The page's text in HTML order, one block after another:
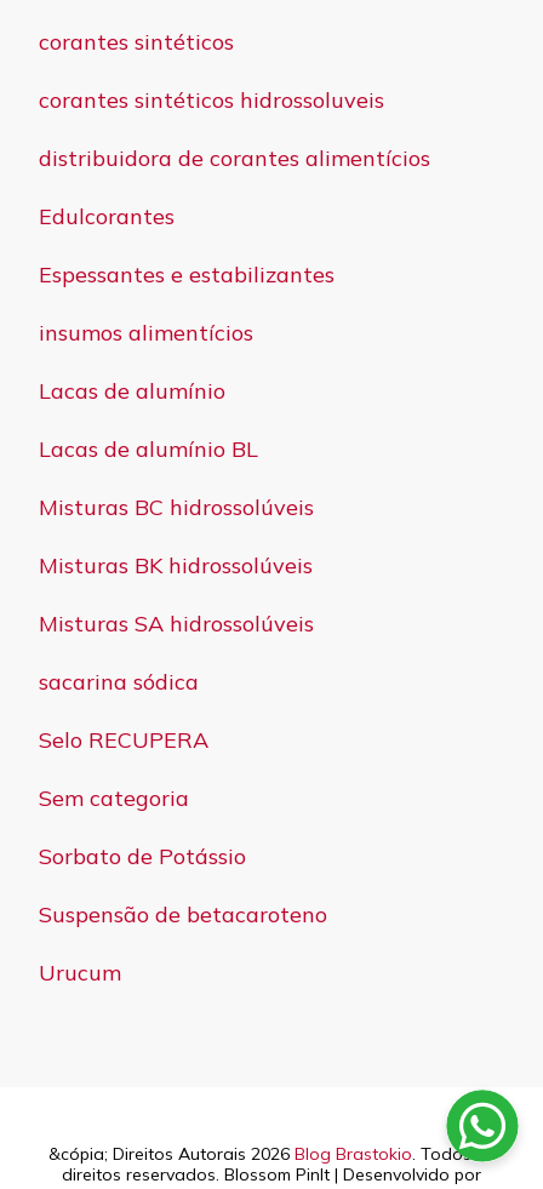
corantes sintéticos
corantes sintéticos hidrossoluveis
distribuidora de corantes alimentícios
Edulcorantes
Espessantes e estabilizantes
insumos alimentícios
Lacas de alumínio
Lacas de alumínio BL
Misturas BC hidrossolúveis
Misturas BK hidrossolúveis
Misturas SA hidrossolúveis
sacarina sódica
Selo RECUPERA
Sem categoria
Sorbato de Potássio
Suspensão de betacaroteno
Urucum
&cópia; Direitos Autorais 2026 Blog Brastokio. Todos os
direitos reservados. Blossom PinIt | Desenvolvido por